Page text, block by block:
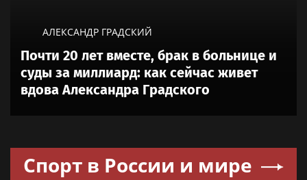
АЛЕКСАНДР ГРАДСКИЙ
Почти 20 лет вместе, брак в больнице и
суды за миллиард: как сейчас живет
вдова Александра Градского
Спорт в России и мире